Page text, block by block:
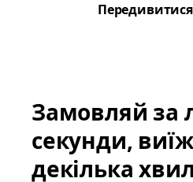
Передивитися
Замовляй за
секунди,
декілька